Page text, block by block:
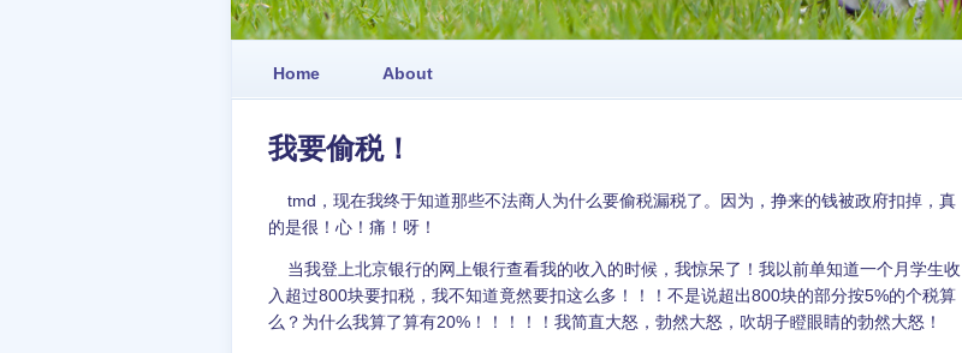
Home About
我要偷税！
tmd，现在我终于知道那些不法商人为什么要偷税漏税了。因为，挣来的钱被政府扣掉，真
的是很！心！痛！呀！
当我登上北京银行的网上银行查看我的收入的时候，我惊呆了！我以前单知道一个月学生收
入超过800块要扣税，我不知道竟然要扣这么多！！！不是说超出800块的部分按5%的个税算
么？为什么我算了算有20%！！！！！我简直大怒，勃然大怒，吹胡子瞪眼睛的勃然大怒！